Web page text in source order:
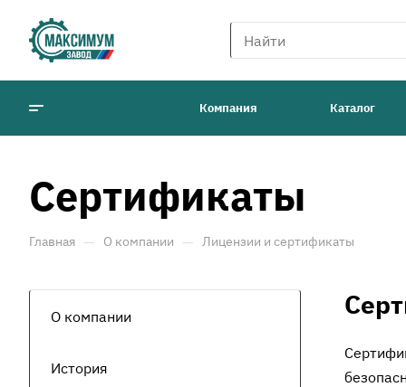
Компания Каталог
Сертификаты
Главная — О компании — Лицензии и сертификаты
О компании
История